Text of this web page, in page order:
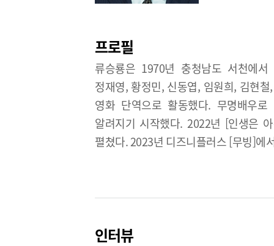
프로필
류승룡은 1970년 충청남도 서천에
정재영, 황정민, 신동엽, 임원희, 김현
영화 단역으로 활동했다. 무명배우
알려지기 시작했다. 2022년 [인생은
펼쳤다. 2023년 디즈니플러스 [무빙]에
인터뷰